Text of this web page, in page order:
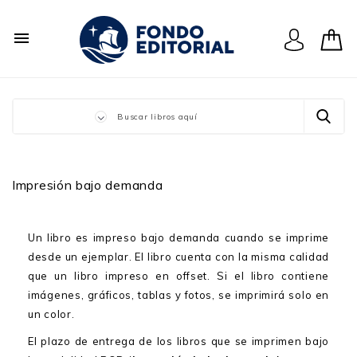

Impresión bajo demanda
Un libro es impreso bajo demanda cuando se imprime
desde un ejemplar. El libro cuenta con la misma calidad
que un libro impreso en offset. Si el libro contiene
imágenes, gráficos, tablas y fotos, se imprimirá solo en
un color.
El plazo de entrega de los libros que se imprimen bajo